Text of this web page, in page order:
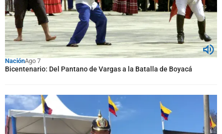
NaciónAgo 7
Bicentenario: Del Pantano de Vargas a la Batalla de Boyacá